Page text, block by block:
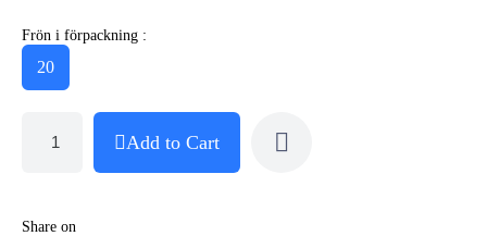
Frön i förpackning :
20
Add to Cart
Share on